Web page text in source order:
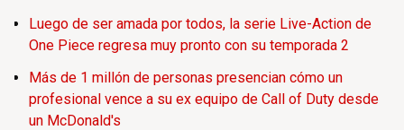
Luego de ser amada por todos, la serie Live-Action de
One Piece regresa muy pronto con su temporada 2
Más de 1 millón de personas presencian cómo un
profesional vence a su ex equipo de Call of Duty desde
un McDonald's